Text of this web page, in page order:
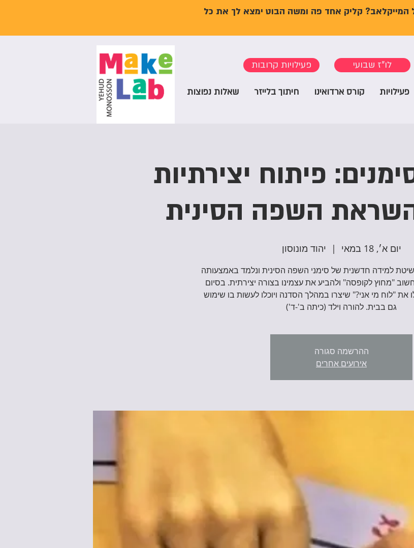
קליק אחד פה ומשה הבוט ימצא לך את כל
פעילויות קרובות לו"ז שבועי
פעילויות קורס ארדואינו חיתוך בלייזר שאלות נפוצות
פיתוח יצירתיות
השפה הסינית
יום א׳, 18 במאי
  |
יהוד מונוסון
למידה חדשנית של סימני השפה הסינית ונלמד באמצעותה
"מחוץ לקופסה" ולהביע את עצמינו בצורה יצירתית. בסיום
את "לוח מי אני?" שיצרו במהלך הסדנה ויוכלו לעשות בו שימוש
גם בבית. להורה וילד (כיתה ב'-ד')
ההרשמה סגורה
אירועים אחרים